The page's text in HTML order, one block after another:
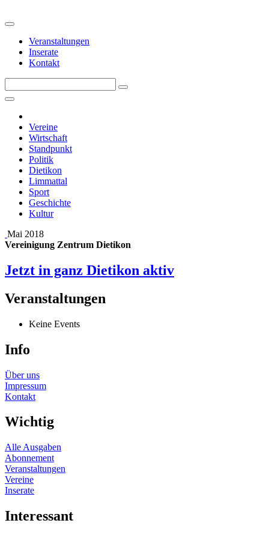
Veranstaltungen
Inserate
Kontakt
Vereine
Wirtschaft
Standpunkt
Politik
Dietikon
Limmattal
Sport
Geschichte
Kultur
Mai 2018
Vereinigung Zentrum Dietikon
Jetzt in ganz Dietikon aktiv
Veranstaltungen
Keine Events
Info
Über uns
Impressum
Kontakt
Wichtig
Alle Ausgaben
Abonnement
Veranstaltungen
Vereine
Inserate
Interessant